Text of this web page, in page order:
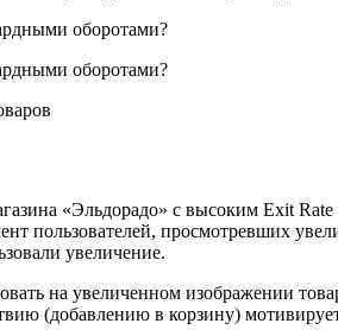
«Эльдорадо» с высоким Exit
пользователей, просмотревших
увеличение.
на увеличенном изображении
(добавлению в корзину)